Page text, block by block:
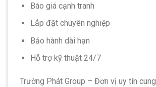
Báo giá cạnh tranh
Lắp đặt chuyên nghiệp
Bảo hành dài hạn
Hỗ trợ kỹ thuật 24/7
Trường Phát Group – Đơn vị uy tín